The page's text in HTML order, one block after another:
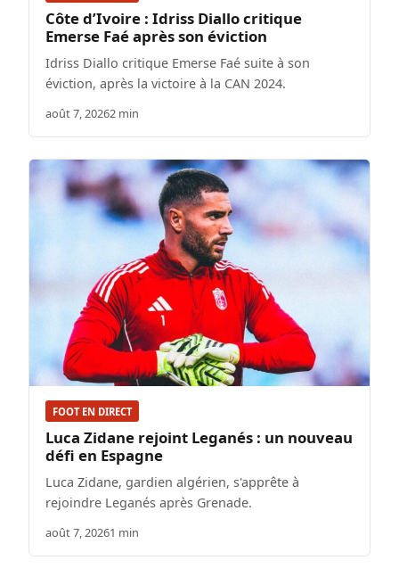
Côte d’Ivoire : Idriss Diallo critique
Emerse Faé après son éviction
Idriss Diallo critique Emerse Faé suite à son
éviction, après la victoire à la CAN 2024.
août 7, 20262 min
FOOT EN DIRECT
Luca Zidane rejoint Leganés : un nouveau
défi en Espagne
Luca Zidane, gardien algérien, s'apprête à
rejoindre Leganés après Grenade.
août 7, 20261 min